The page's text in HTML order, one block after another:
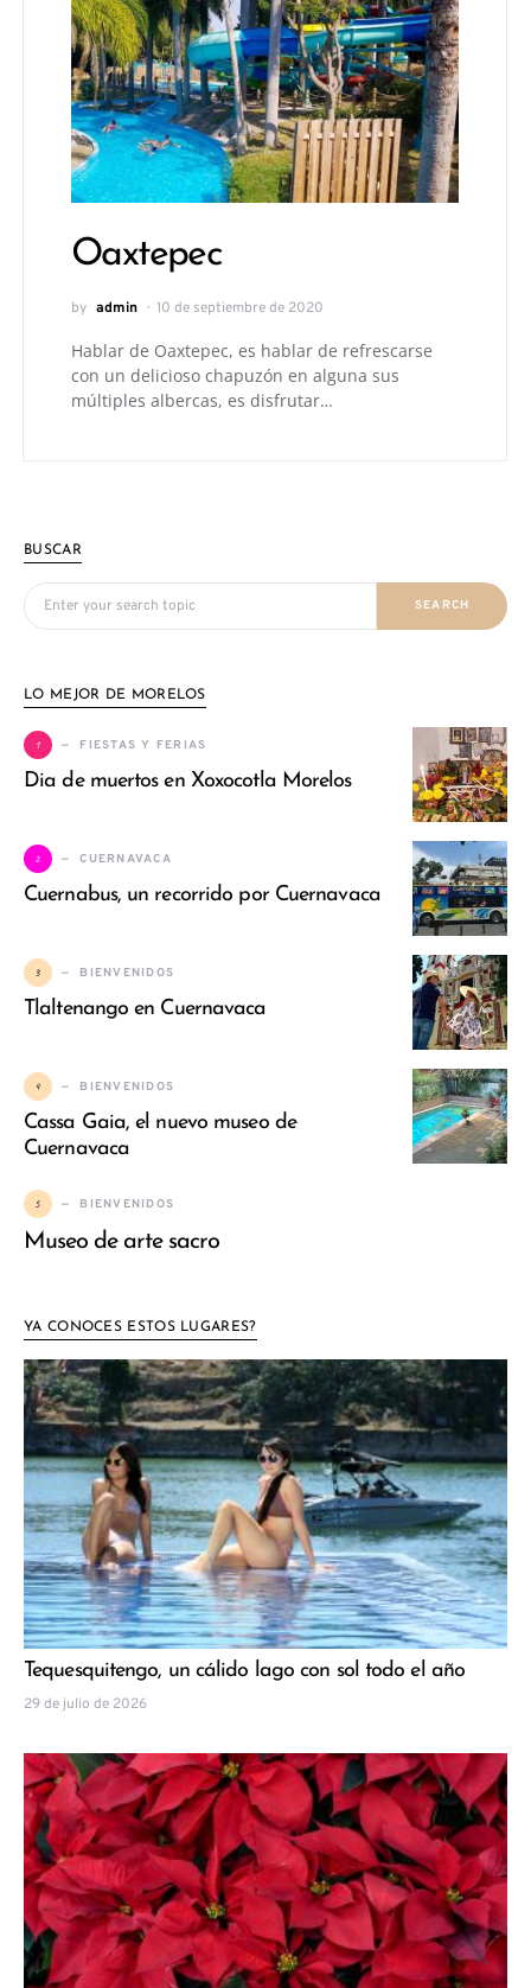
Oaxtepec
by admin 10 de septiembre de 2020
Hablar de Oaxtepec, es hablar de refrescarse
con un delicioso chapuzón en alguna sus
múltiples albercas, es disfrutar…
BUSCAR
Search for:
SEARCH
LO MEJOR DE MORELOS
1 FIESTAS Y FERIAS
Dia de muertos en Xoxocotla Morelos
2 CUERNAVACA
Cuernabus, un recorrido por Cuernavaca
3 BIENVENIDOS
Tlaltenango en Cuernavaca
4 BIENVENIDOS
Cassa Gaia, el nuevo museo de
Cuernavaca
5 BIENVENIDOS
Museo de arte sacro
YA CONOCES ESTOS LUGARES?
Tequesquitengo, un cálido lago con sol todo el año
29 de julio de 2026